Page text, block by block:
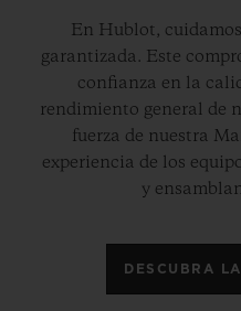
En Hublot,
garantizada. Este
confianza en la
rendimiento general de
fuerza de nuestra
experiencia de los
y
DESCUBRA